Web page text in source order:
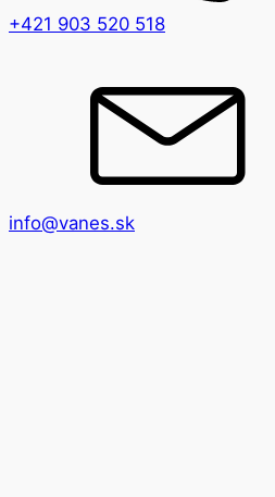
+421 903 520 518
info@vanes.sk